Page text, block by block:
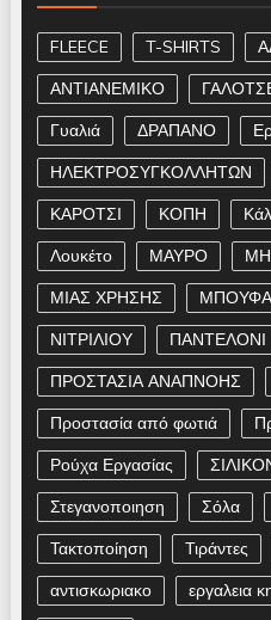
FLEECE T-SHIRTS
ΑΝΤΙΑΝΕΜΙΚΟ
Γυαλιά
ΔΡΑΠΑΝΟ
ΗΛΕΚΤΡΟΣΥΓΚΟΛΛΗΤΩΝ
ΚΑΡΟΤΣΙ
ΚΟΠΗ
Λουκέτο
ΜΑΥΡΟ
ΜΙΑΣ ΧΡΗΣΗΣ
ΝΙΤΡΙΛΙΟΥ
ΠΑΝΤΕΛΟΝΙ
ΠΡΟΣΤΑΣΙΑ ΑΝΑΠΝΟΗΣ
Προστασία από φωτιά
Ρούχα Εργασίας
Στεγανοποιηση
Σόλα
Τακτοποίηση
Τιράντες
αντισκωριακο
εργαλεια